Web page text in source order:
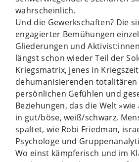
wahrscheinlich.
Und die Gewerkschaften? Die
engagierter Bemühungen
Gliederungen und
längst schon wieder Teil der
Kriegsmatrix, jenes in
dehumanisierenden totalitären
persönlichen Gefühlen und
Beziehungen, das die Welt
in gut/böse, weiß/schwarz,
spaltet, wie Robi Friedman,
Psychologe und
Wo einst kämpferisch und im